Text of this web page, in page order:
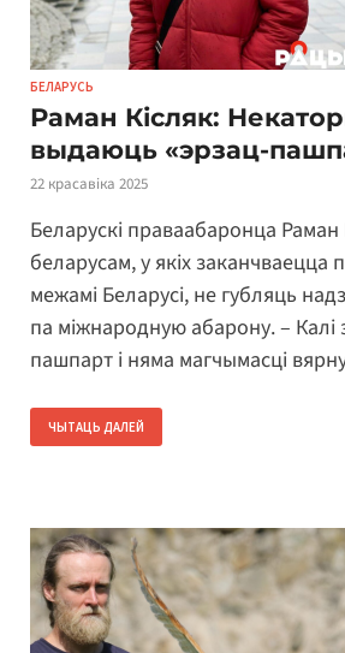
БЕЛАРУСЬ
Раман Кісляк:
выдаюць «эрзац-
22 красавіка 2025
Беларускі праваабаронца Раман
беларусам, у якіх заканчваецца
межамі Беларусі, не губляць
па міжнародную абарону. – Калі
пашпарт і няма магчымасці
ЧЫТАЦЬ ДАЛЕЙ